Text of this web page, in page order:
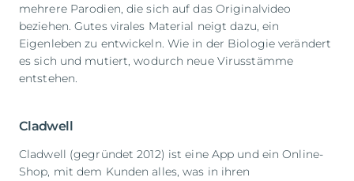
mehrere Parodien, die sich auf das Originalvideo
beziehen. Gutes virales Material neigt dazu, ein
Eigenleben zu entwickeln. Wie in der Biologie verändert
es sich und mutiert, wodurch neue Virusstämme
entstehen.
Cladwell
Cladwell (gegründet 2012) ist eine App und ein Online-
Shop, mit dem Kunden alles, was in ihren